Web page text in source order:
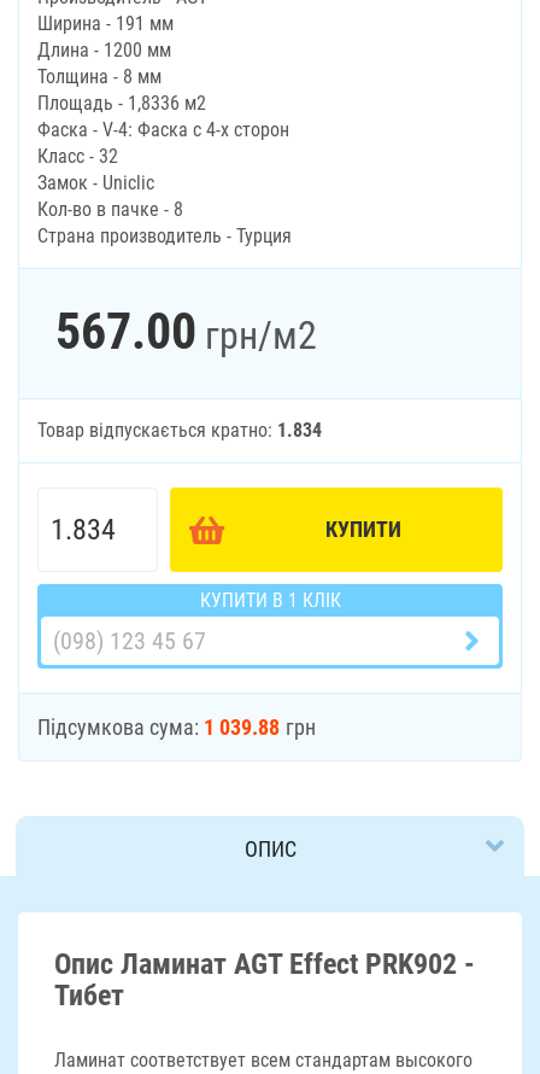
Ширина - 191 мм
Длина - 1200 мм
Толщина - 8 мм
Площадь - 1,8336 м2
Фаска - V-4: Фаска с 4-х сторон
Класс - 32
Замок - Uniclic
Кол-во в пачке - 8
Страна производитель - Турция
567.00 грн/м2
Товар відпускається кратно: 1.834
КУПИТИ
КУПИТИ В 1 КЛІК
Підсумкова сума: 1 039.88 грн
ОПИС
ДОСТАВКА
Опис Ламинат AGT Effect PRK902 -
Тибет
Ламинат соответствует всем стандартам высокого